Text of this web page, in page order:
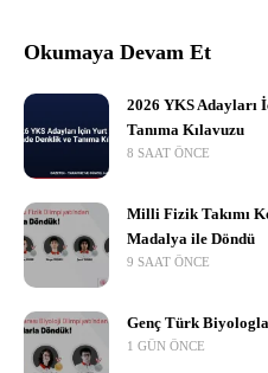
Okumaya Devam Et
2026 YKS Adayları
Tanıma Kılavuzu
8 SAAT ÖNCE
Milli Fizik Takımı
Madalya ile Döndü
9 SAAT ÖNCE
Genç Türk
1 GÜN ÖNCE